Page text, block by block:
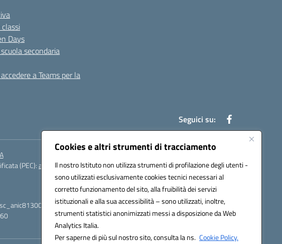
Cookies e altri strumenti di tracciamento
Il nostro Istituto non utilizza strumenti di profilazione degli utenti -
sono utilizzati esclusivamente cookies tecnici necessari al
corretto funzionamento del sito, alla fruibilità dei servizi
istituzionali e alla sua accessibilità – sono utilizzati, inoltre,
strumenti statistici anonimizzati messi a disposizione da Web
Analytics Italia.
Per saperne di più sul nostro sito, consulta la ns. Cookie Policy.
Days
secondaria
a Teams per la
Seguici su:
(PEC):anic813007@pec.istruzione.it